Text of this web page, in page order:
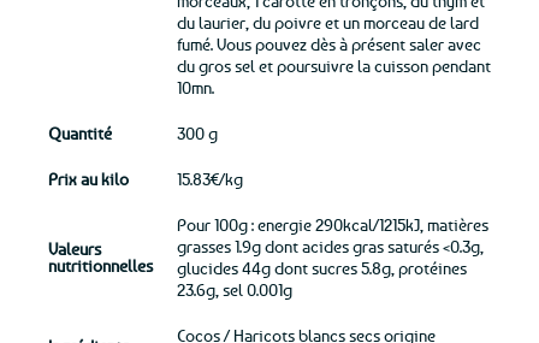
du laurier, du poivre et un morceau de lard
fumé. Vous pouvez dès à présent saler avec
du gros sel et poursuivre la cuisson pendant
10mn.
Quantité 300 g
Prix au kilo 15.83€/kg
Valeurs
nutritionnelles
Pour 100g : energie 290kcal/1215kJ, matières
grasses 1.9g dont acides gras saturés <0.3g,
glucides 44g dont sucres 5.8g, protéines
23.6g, sel 0.001g
Cocos / Haricots blancs secs origine